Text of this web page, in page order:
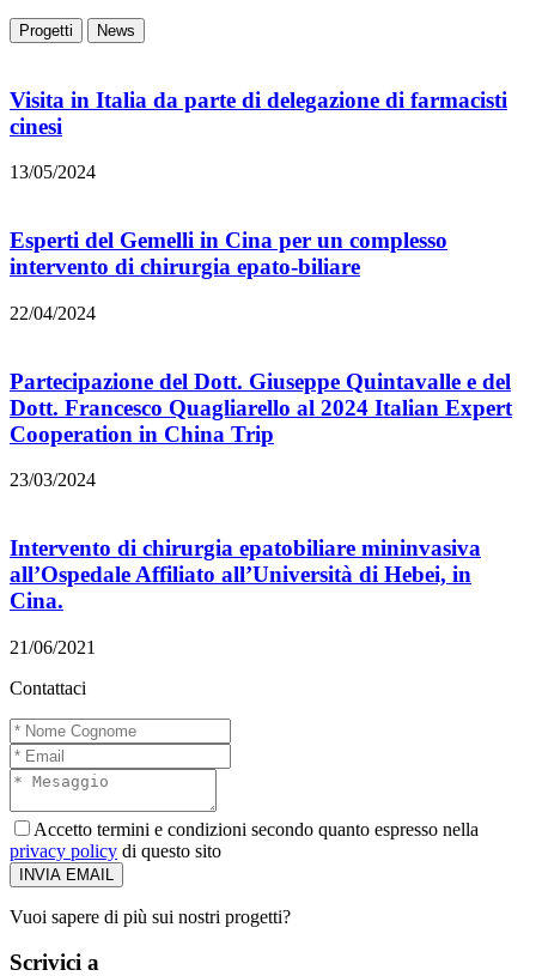
Progetti News
Visita in Italia da parte di delegazione di farmacisti
cinesi
13/05/2024
Esperti del Gemelli in Cina per un complesso
intervento di chirurgia epato-biliare
22/04/2024
Partecipazione del Dott. Giuseppe Quintavalle e del
Dott. Francesco Quagliarello al 2024 Italian Expert
Cooperation in China Trip
23/03/2024
Intervento di chirurgia epatobiliare mininvasiva
all’Ospedale Affiliato all’Università di Hebei, in
Cina.
21/06/2021
Contattaci
Accetto termini e condizioni secondo quanto espresso nella
privacy policy di questo sito
INVIA EMAIL
Vuoi sapere di più sui nostri progetti?
Scrivici a